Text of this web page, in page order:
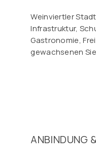
Weinviertler
Infrastruktur,
Gastronomie,
gewachsenen
ANBINDUNG